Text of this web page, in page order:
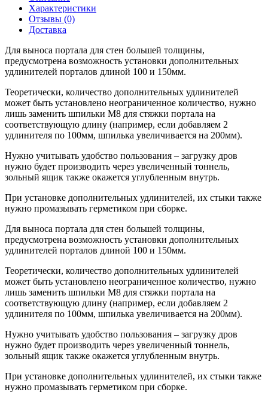
Характеристики
Отзывы (0)
Доставка
Для выноса портала для стен большей толщины,
предусмотрена возможность установки дополнительных
удлинителей порталов длиной 100 и 150мм.
Теоретически, количество дополнительных удлинителей
может быть установлено неограниченное количество, нужно
лишь заменить шпильки М8 для стяжки портала на
соответствующую длину (например, если добавляем 2
удлинителя по 100мм, шпилька увеличивается на 200мм).
Нужно учитывать удобство пользования – загрузку дров
нужно будет производить через увеличенный тоннель,
зольный ящик также окажется углубленным внутрь.
При установке дополнительных удлинителей, их стыки также
нужно промазывать герметиком при сборке.
Для выноса портала для стен большей толщины,
предусмотрена возможность установки дополнительных
удлинителей порталов длиной 100 и 150мм.
Теоретически, количество дополнительных удлинителей
может быть установлено неограниченное количество, нужно
лишь заменить шпильки М8 для стяжки портала на
соответствующую длину (например, если добавляем 2
удлинителя по 100мм, шпилька увеличивается на 200мм).
Нужно учитывать удобство пользования – загрузку дров
нужно будет производить через увеличенный тоннель,
зольный ящик также окажется углубленным внутрь.
При установке дополнительных удлинителей, их стыки также
нужно промазывать герметиком при сборке.